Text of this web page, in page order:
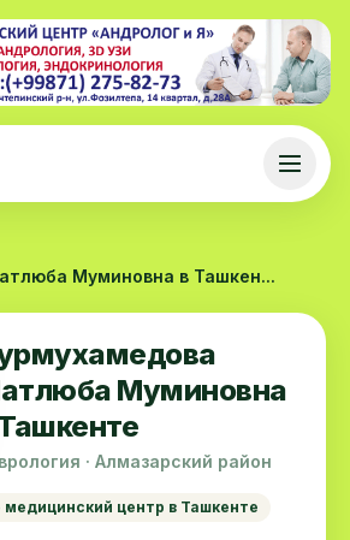
Муминовна в Ташкен...
Муминовна
· Алмазарский район
медицинский центр в Ташкенте